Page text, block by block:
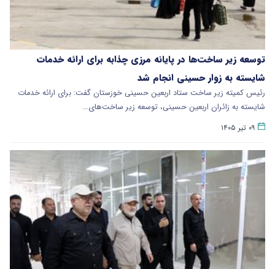
توسعه زیر ساخت‌ها در پایانه مرزی چذابه برای ارائه خدمات
شایسته به زوار حسینی انجام شد
رئیس کمیته زیر ساخت ستاد اربعین حسینی خوزستان گفت: برای ارائه خدمات
شایسته به زائران اربعین حسینی، توسعه زیر ساخت‌های…
۰۹ تیر ۱۴۰۵